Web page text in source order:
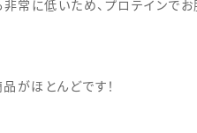
常に低いため、プロテインで
がほとんどです！